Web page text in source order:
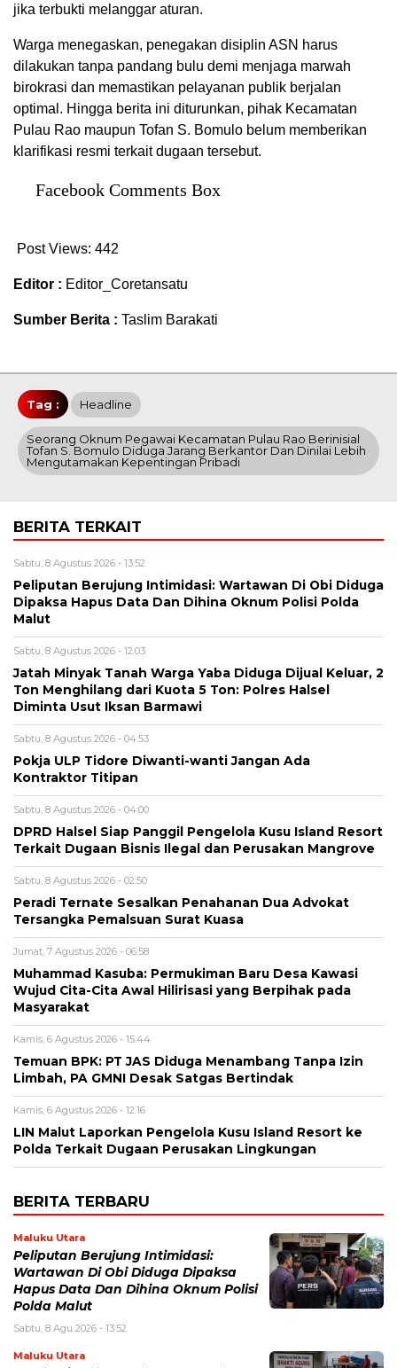
jika terbukti melanggar aturan.
Warga menegaskan, penegakan disiplin ASN harus
dilakukan tanpa pandang bulu demi menjaga marwah
birokrasi dan memastikan pelayanan publik berjalan
optimal. Hingga berita ini diturunkan, pihak Kecamatan
Pulau Rao maupun Tofan S. Bomulo belum memberikan
klarifikasi resmi terkait dugaan tersebut.
Facebook Comments Box
Post Views: 442
Editor : Editor_Coretansatu
Sumber Berita : Taslim Barakati
Tag : Headline
Seorang Oknum Pegawai Kecamatan Pulau Rao Berinisial
Tofan S. Bomulo Diduga Jarang Berkantor Dan Dinilai Lebih
Mengutamakan Kepentingan Pribadi
BERITA TERKAIT
Sabtu, 8 Agustus 2026 - 13:52
Peliputan Berujung Intimidasi: Wartawan Di Obi Diduga
Dipaksa Hapus Data Dan Dihina Oknum Polisi Polda
Malut
Sabtu, 8 Agustus 2026 - 12:03
Jatah Minyak Tanah Warga Yaba Diduga Dijual Keluar, 2
Ton Menghilang dari Kuota 5 Ton: Polres Halsel
Diminta Usut Iksan Barmawi
Sabtu, 8 Agustus 2026 - 04:53
Pokja ULP Tidore Diwanti-wanti Jangan Ada
Kontraktor Titipan
Sabtu, 8 Agustus 2026 - 04:00
DPRD Halsel Siap Panggil Pengelola Kusu Island Resort
Terkait Dugaan Bisnis Ilegal dan Perusakan Mangrove
Sabtu, 8 Agustus 2026 - 02:50
Peradi Ternate Sesalkan Penahanan Dua Advokat
Tersangka Pemalsuan Surat Kuasa
Jumat, 7 Agustus 2026 - 06:58
Muhammad Kasuba: Permukiman Baru Desa Kawasi
Wujud Cita-Cita Awal Hilirisasi yang Berpihak pada
Masyarakat
Kamis, 6 Agustus 2026 - 15:44
Temuan BPK: PT JAS Diduga Menambang Tanpa Izin
Limbah, PA GMNI Desak Satgas Bertindak
Kamis, 6 Agustus 2026 - 12:16
LIN Malut Laporkan Pengelola Kusu Island Resort ke
Polda Terkait Dugaan Perusakan Lingkungan
BERITA TERBARU
Maluku Utara
Peliputan Berujung Intimidasi:
Wartawan Di Obi Diduga Dipaksa
Hapus Data Dan Dihina Oknum Polisi
Polda Malut
Sabtu, 8 Agu 2026 - 13:52
Maluku Utara